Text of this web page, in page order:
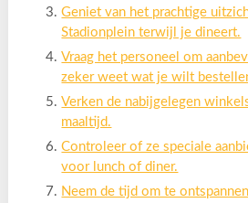
Geniet van het prachtige
Stadionplein terwijl je dineert.
Vraag het personeel om
zeker weet wat je wilt
Verken de nabijgelegen
maaltijd.
Controleer of ze speciale
voor lunch of diner.
Neem de tijd om te